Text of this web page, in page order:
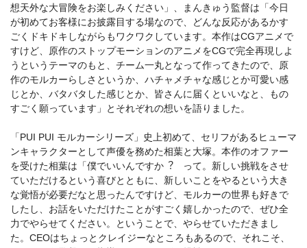
想天外な⼤冒険をお楽しみください」、まんきゅう監督は「今⽇
が初めてお客様にお披露⽬する場なので、どんな反応があるかす
ごくドキドキしながらもワクワクしています。本作はCGアニメで
すけど、原作のストップモーションのアニメをCGで完全再現しよ
うというテーマのもと、チーム⼀丸となって作ってきたので、原
作のモルカーらしさというか、ハチャメチャな感じとか可愛い感
じとか、バタバタした感じとか、皆さんに届くといいなと、もの
すごく願っています」とそれぞれの想いを語りました。
「PUI PUI モルカーシリーズ」史上初めて、セリフがあるヒューマ
ンキャラクターとして声優を務めた相葉と⼤塚。本作のオファー
を受けた相葉は「僕でいいんですか︖ って。新しい挑戦をさせ
ていただけるという喜びとともに、新しいことをやるという⼤き
な覚悟が必要だなと思ったんですけど、モルカーの世界も好きで
したし、お話をいただけたことがすごく嬉しかったので、ぜひ全
⼒でやらせてください。ということで、やらせていただきまし
た。CEOはちょっとクレイジーなところもあるので、それこそ、